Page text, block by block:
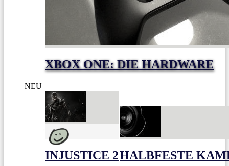
XBOX ONE: DIE HARDWARE
NEU
INJUSTICE 2HALBFESTE